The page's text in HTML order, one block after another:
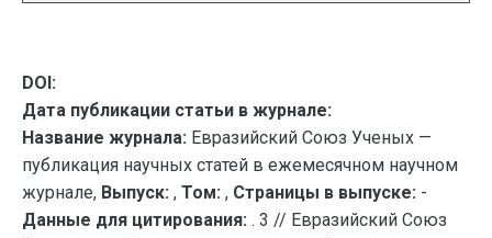
DOI:
Дата публикации статьи в журнале:
Название журнала: Евразийский Союз Ученых —
публикация научных статей в ежемесячном научном
журнале, Выпуск: , Том: , Страницы в выпуске: -
Данные для цитирования: . 3 // Евразийский Союз